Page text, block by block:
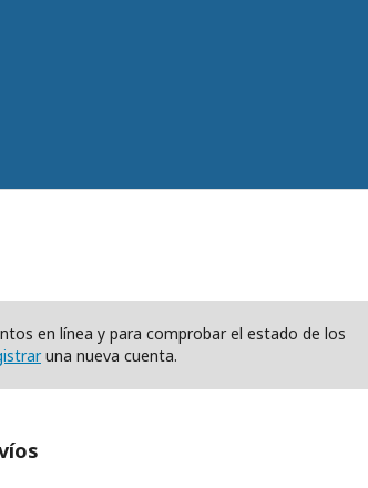
en línea y para comprobar el estado de los
una nueva cuenta.